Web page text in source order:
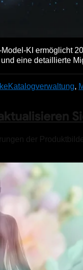
KI ermöglicht
eine detaillierte
Katalogverwaltung,
der